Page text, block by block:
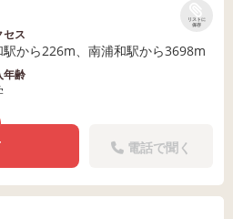
リストに
保存
セス
駅から226m、南浦和駅から3698m
年齢
電話で聞く